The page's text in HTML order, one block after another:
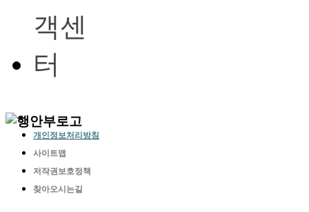
개인정보처리방침
사이트맵
저작권보호정책
찾아오시는길